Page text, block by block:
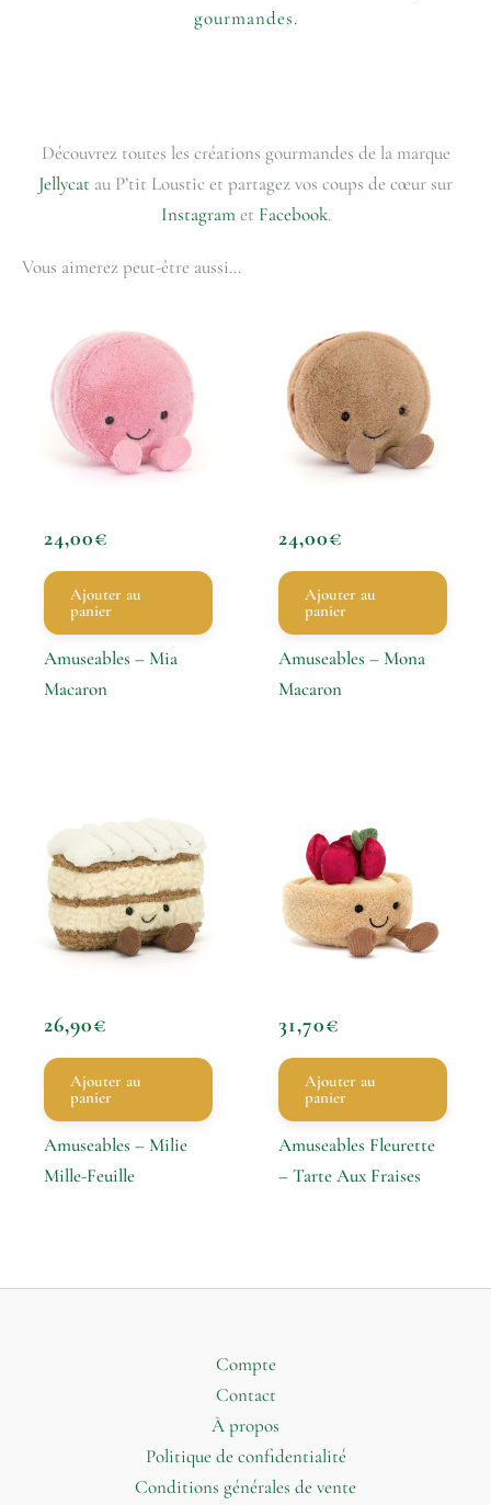
gourmandes.
Découvrez toutes les créations gourmandes de la marque
Jellycat au P’tit Loustic et partagez vos coups de cœur sur
Instagramet Facebook.
Vous aimerez peut-être aussi…
24,00€
Ajouter au
panier
Amuseables – Mia
Macaron
24,00€
Ajouter au
panier
Amuseables – Mona
Macaron
26,90€
Ajouter au
panier
Amuseables – Milie
Mille-Feuille
31,70€
Ajouter au
panier
Amuseables Fleurette
– Tarte Aux Fraises
Compte
Contact
À propos
Politique de confidentialité
Conditions générales de vente